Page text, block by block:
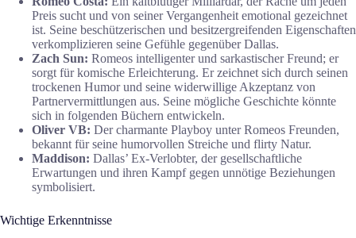
Preis sucht und von seiner Vergangenheit emotional gezeichnet
ist. Seine beschützerischen und besitzergreifenden Eigenschaften
verkomplizieren seine Gefühle gegenüber Dallas.
Zach Sun: Romeos intelligenter und sarkastischer Freund; er
sorgt für komische Erleichterung. Er zeichnet sich durch seinen
trockenen Humor und seine widerwillige Akzeptanz von
Partnervermittlungen aus. Seine mögliche Geschichte könnte
sich in folgenden Büchern entwickeln.
Oliver VB: Der charmante Playboy unter Romeos Freunden,
bekannt für seine humorvollen Streiche und flirty Natur.
Maddison: Dallas’ Ex-Verlobter, der gesellschaftliche
Erwartungen und ihren Kampf gegen unnötige Beziehungen
symbolisiert.
Wichtige Erkenntnisse